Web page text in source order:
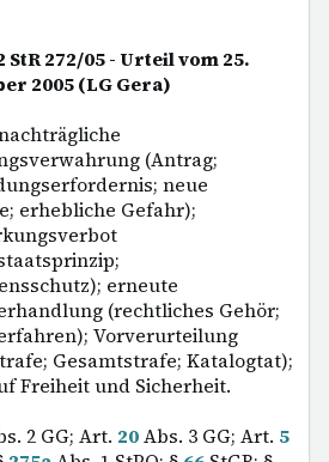
StR 272/05 - Urteil vom 25.
2005 (LG Gera)
(Antrag;
neue
erhebliche Gefahr);
erneute
(rechtliches Gehör;
Vorverurteilung
Gesamtstrafe; Katalogtat);
Freiheit und Sicherheit.
2 GG; Art. 20Abs. 3 GG; Art. 5